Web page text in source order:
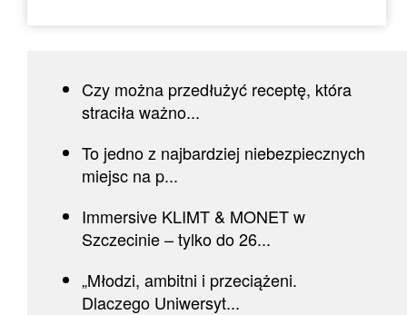
Czy można przedłużyć receptę, która
straciła ważno...
To jedno z najbardziej niebezpiecznych
miejsc na p...
Immersive KLIMT & MONET w
Szczecinie – tylko do 26...
„Młodzi, ambitni i przeciążeni.
Dlaczego Uniwersyt...